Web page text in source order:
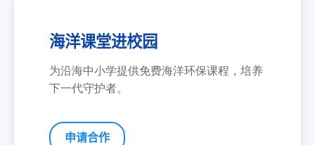
海洋课堂进校园
为沿海中小学提供免费海洋环保课程，培养
下一代守护者。
申请合作